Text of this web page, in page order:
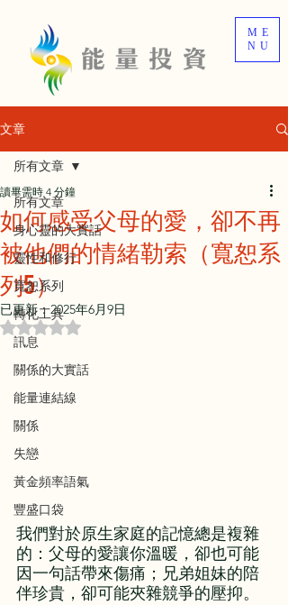
ME
NU
文章
所有文章
身心靈的大實話
靈性和修行
寬恕系列
轉化工具
訊息
關係的大實話
能量連結線
關係
失戀
黃金頻率語氣
豐盛口袋
所有文章
如何感受父母的愛，卻不再
被他們的情緒勒索（寬恕系
列5）
讀畢需時 4 分鐘
已更新：2025年6月9日
評等為 NaN（最高為 5 顆星）。
我們對於原生家庭的記憶總是複雜
的：父母的愛讓你溫暖，卻也可能
因一句話帶來傷痛；兄弟姐妹的陪
伴珍貴，卻可能夾雜競爭的壓抑。